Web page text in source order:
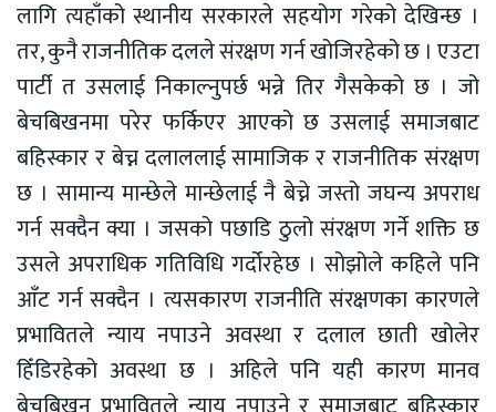
लागि त्यहाँको स्थानीय सरकारले सहयोग गरेको देखिन्छ ।
तर, कुनै राजनीतिक दलले संरक्षण गर्न खोजिरहेको छ । एउटा
पार्टी त उसलाई निकाल्नुपर्छ भन्ने तिर गैसकेको छ । जो
बेचबिखनमा परेर फर्किएर आएको छ उसलाई समाजबाट
बहिस्कार र बेच्न दलाललाई सामाजिक र राजनीतिक संरक्षण
छ । सामान्य मान्छेले मान्छेलाई नै बेच्ने जस्तो जघन्य अपराध
गर्न सक्दैन क्या । जसको पछाडि ठुलो संरक्षण गर्ने शक्ति छ
उसले अपराधिक गतिविधि गर्दोरहेछ । सोझोले कहिले पनि
आँट गर्न सक्दैन । त्यसकारण राजनीति संरक्षणका कारणले
प्रभावितले न्याय नपाउने अवस्था र दलाल छाती खोलेर
हिँडिरहेको अवस्था छ । अहिले पनि यही कारण मानव